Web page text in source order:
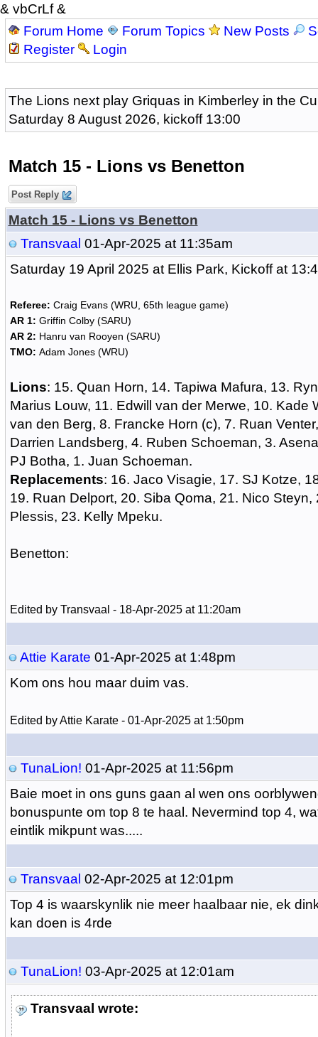
& vbCrLf &
Forum Home
Forum Topics New Posts
Register
Login
The Lions next play Griquas in Kimberley in the
Saturday 8 August 2026, kickoff 13:00
Match 15 - Lions vs Benetton
Post Reply
Match 15 - Lions vs Benetton
Transvaal 01-Apr-2025 at 11:35am
Saturday 19 April 2025 at Ellis Park, Kickoff at
Referee: Craig Evans (WRU, 65th league game)
AR 1: Griffin Colby (SARU)
AR 2: Hanru van Rooyen (SARU)
TMO: Adam Jones (WRU)
Lions: 15. Quan Horn, 14. Tapiwa Mafura, 13.
Marius Louw, 11. Edwill van der Merwe, 10. Kade
van den Berg, 8. Francke Horn (c), 7. Ruan
Darrien Landsberg, 4. Ruben Schoeman, 3.
PJ Botha, 1. Juan Schoeman.
Replacements: 16. Jaco Visagie, 17. SJ Kotze,
19. Ruan Delport, 20. Siba Qoma, 21. Nico Steyn,
Plessis, 23. Kelly Mpeku.
Benetton:
Edited by Transvaal - 18-Apr-2025 at 11:20am
Attie Karate 01-Apr-2025 at 1:48pm
Kom ons hou maar duim vas.
Edited by Attie Karate - 01-Apr-2025 at 1:50pm
TunaLion! 01-Apr-2025 at 11:56pm
Baie moet in ons guns gaan al wen ons
bonuspunte om top 8 te haal. Nevermind top 4,
eintlik mikpunt was.....
Transvaal 02-Apr-2025 at 12:01pm
Top 4 is waarskynlik nie meer haalbaar nie, ek
kan doen is 4rde
TunaLion! 03-Apr-2025 at 12:01am
Transvaal wrote: